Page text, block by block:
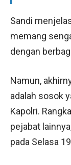
Sandi
memang
dengan
Namun,
adalah sosok
Kapolri.
pejabat
pada Selasa